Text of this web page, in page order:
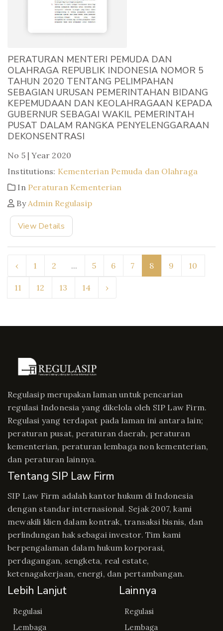
PERATURAN MENTERI PEMUDA DAN
OLAHRAGA REPUBLIK INDONESIA NOMOR 5
TAHUN 2020 TENTANG PELIMPAHAN
SEBAGIAN URUSAN PEMERINTAHAN BIDANG
KEPEMUDAAN DAN KEOLAHRAGAAN KEPADA
GUBERNUR SEBAGAI WAKIL PEMERINTAH
PUSAT DALAM RANGKA PENYELENGGARAAN
DEKONSENTRASI
No 5 | Year 2020
Institutions: Kementerian Pemuda dan Olahraga
In Peraturan Kementerian
By Admin Regulasip
View Details
‹ 1 2 ... 5 6 7 8 9 10
11 12 13 14 ›
Regulasip merupakan laman untuk pencarian
regulasi Indonesia yang dikelola oleh SIP Law Firm.
Regulasi yang terdapat pada laman ini antara lain;
peraturan pusat, peraturan daerah, peraturan
kementerian, peraturan lembaga non kementerian,
dan peraturan lainnya.
Tentang SIP Law Firm
SIP Law Firm adalah kantor hukum di Indonesia
dengan standar internasional. Sejak 2007, kami
mewakili klien dalam kontrak, transaksi bisnis, dan
perlindungan hak sebagai investor. Tim kami
berpengalaman dalam hukum korporasi,
perdagangan, sengketa, real estate,
ketenagakerjaan, energi, dan pertambangan.
Lebih Lanjut
Regulasi
Lembaga
Lainnya
Regulasi
Lembaga